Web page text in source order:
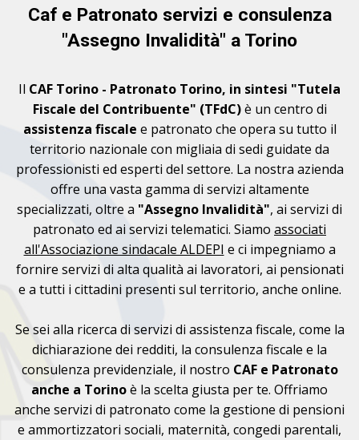
Caf e Patronato servizi e consulenza
"Assegno Invalidità" a Torino
Il CAF Torino - Patronato Torino, in sintesi "Tutela
Fiscale del Contribuente" (TFdC)è un centro di
assistenza fiscale e patronato che opera su tutto il
territorio nazionale con migliaia di sedi guidate da
professionisti ed esperti del settore. La nostra azienda
offre una vasta gamma di servizi altamente
specializzati, oltre a "Assegno Invalidità", ai servizi di
patronato ed ai servizi telematici. Siamo associati
all'Associazione sindacale ALDEPI e ci impegniamo a
fornire servizi di alta qualità ai lavoratori, ai pensionati
e a tutti i cittadini presenti sul territorio, anche online.
Se sei alla ricerca di servizi di assistenza fiscale, come la
dichiarazione dei redditi, la consulenza fiscale e la
consulenza previdenziale, il nostro CAF e Patronato
anche a Torinoè la scelta giusta per te. Offriamo
anche servizi di patronato come la gestione di pensioni
e ammortizzatori sociali, maternità, congedi parentali,